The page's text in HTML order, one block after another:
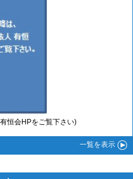
恒会HPをご覧下さい)
一覧を表示